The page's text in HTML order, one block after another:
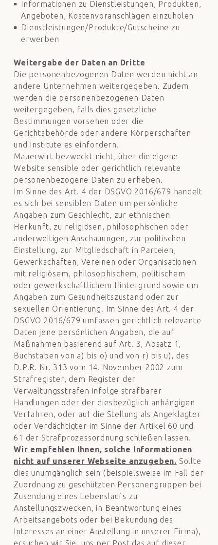
Informationen zu Dienstleistungen, Produkten,
Angeboten, Kostenvoranschlägen einzuholen
Dienstleistungen/Produkte/Gutscheine zu
erwerben
Weitergabe der Daten an Dritte
Die personenbezogenen Daten werden nicht an
andere Unternehmen weitergegeben. Zudem
werden die personenbezogenen Daten
weitergegeben, falls dies gesetzliche
Bestimmungen vorsehen oder die
Gerichtsbehörde oder andere Körperschaften
und Institute es einfordern.
Mauerwirt bezweckt nicht, über die eigene
Website sensible oder gerichtlich relevante
personenbezogene Daten zu erheben.
Im Sinne des Art. 4 der DSGVO 2016/679 handelt
es sich bei sensiblen Daten um persönliche
Angaben zum Geschlecht, zur ethnischen
Herkunft, zu religiösen, philosophischen oder
anderweitigen Anschauungen, zur politischen
Einstellung, zur Mitgliedschaft in Parteien,
Gewerkschaften, Vereinen oder Organisationen
mit religiösem, philosophischem, politischem
oder gewerkschaftlichem Hintergrund sowie um
Angaben zum Gesundheitszustand oder zur
sexuellen Orientierung. Im Sinne des Art. 4 der
DSGVO 2016/679 umfassen gerichtlich relevante
Daten jene persönlichen Angaben, die auf
Maßnahmen basierend auf Art. 3, Absatz 1,
Buchstaben von a) bis o) und von r) bis u), des
D.P.R. Nr. 313 vom 14. November 2002 zum
Strafregister, dem Register der
Verwaltungsstrafen infolge strafbarer
Handlungen oder der diesbezüglich anhängigen
Verfahren, oder auf die Stellung als Angeklagter
oder Verdächtigter im Sinne der Artikel 60 und
61 der Strafprozessordnung schließen lassen.
Wir empfehlen Ihnen, solche Informationen
nicht auf unserer Webseite anzugeben. Sollte
dies unumgänglich sein (beispielsweise im Fall der
Zuordnung zu geschützten Personengruppen bei
Zusendung eines Lebenslaufs zu
Anstellungszwecken, in Beantwortung eines
Arbeitsangebots oder bei Bekundung des
Interesses an einer Anstellung in unserer Firma),
ersuchen wir Sie, uns per Post das auf dieser